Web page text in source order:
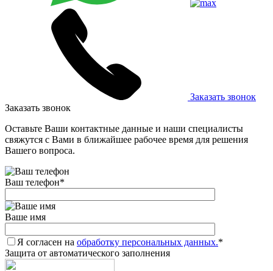
Заказать звонок
Заказать звонок
Оставьте Ваши контактные данные и наши специалисты
свяжутся с Вами в ближайшее рабочее время для решения
Вашего вопроса.
Ваш телефон*
Ваше имя
Я согласен на обработку персональных данных.*
Защита от автоматического заполнения